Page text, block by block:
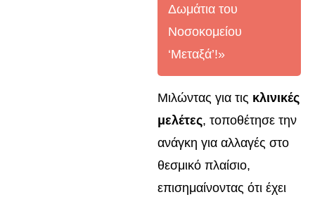
Δωμάτια του
Νοσοκομείου
‘Μεταξά’!»
Μιλώντας για τις κλινικές
μελέτες, τοποθέτησε την
ανάγκη για αλλαγές στο
θεσμικό πλαίσιο,
επισημαίνοντας ότι έχει